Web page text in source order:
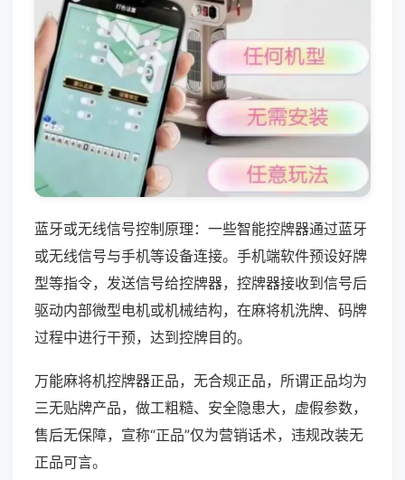
蓝牙或无线信号控制原理：一些智能控牌器通过蓝牙
或无线信号与手机等设备连接。手机端软件预设好牌
型等指令，发送信号给控牌器，控牌器接收到信号后
驱动内部微型电机或机械结构，在麻将机洗牌、码牌
过程中进行干预，达到控牌目的。
万能麻将机控牌器正品，无合规正品，所谓正品均为
三无贴牌产品，做工粗糙、安全隐患大，虚假参数，
售后无保障，宣称“正品”仅为营销话术，违规改装无
正品可言。